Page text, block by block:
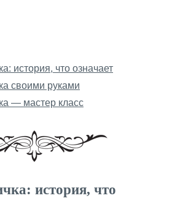
история, что означает
своими руками
— мастер класс
история, что